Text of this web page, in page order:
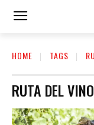
HOME TAGS
RUTA DEL